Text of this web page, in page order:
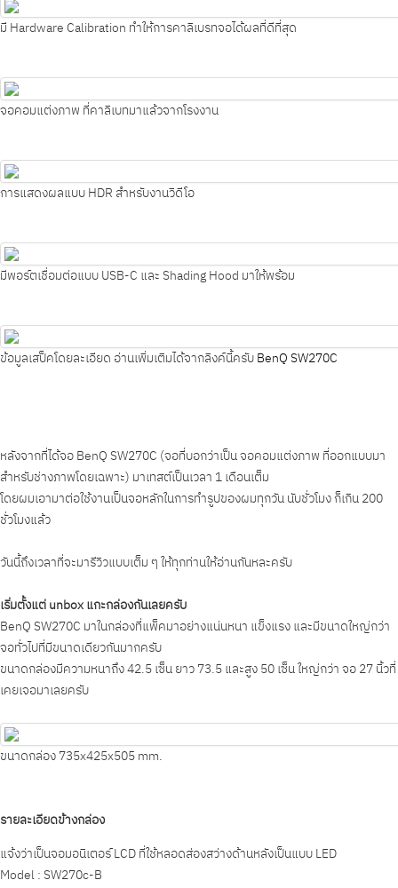
มี Hardware Calibration ทำให้การคาลิเบรทจอได้ผลที่ดีที่สุด
จอคอมแต่งภาพ ที่คาลิเบทมาแล้วจากโรงงาน
การแสดงผลแบบ HDR สำหรับงานวิดีโอ
มีพอร์ตเชื่อมต่อแบบ USB-C และ Shading Hood มาให้พร้อม
ข้อมูลเสป็คโดยละเอียด อ่านเพิ่มเติมได้จากลิงค์นี้ครับBenQ SW270C
หลังจากที่ได้จอ BenQ SW270C (จอที่บอกว่าเป็น จอคอมแต่งภาพ ที่ออกแบบมา
สำหรับช่างภาพโดยเฉพาะ) มาเทสต์เป็นเวลา 1 เดือนเต็ม
โดยผมเอามาต่อใช้งานเป็นจอหลักในการทำรูปของผมทุกวัน นับชั่วโมง ก็เกิน 200
ชั่วโมงแล้ว
วันนี้ถึงเวลาที่จะมารีวิวแบบเต็ม ๆ ให้ทุกท่านให้อ่านกันหละครับ
เริ่มตั้งแต่ unbox แกะกล่องกันเลยครับ
BenQ SW270C มาในกล่องที่แพ็คมาอย่างแน่นหนา แข็งแรง และมีขนาดใหญ่กว่า
จอทั่วไปที่มีขนาดเดียวกันมากครับ
ขนาดกล่องมีความหนาถึง 42.5 เซ็น ยาว 73.5 และสูง 50 เซ็น ใหญ่กว่า จอ 27 นิ้วที่
เคยเจอมาเลยครับ
ขนาดกล่อง 735x425x505 mm.
รายละเอียดข้างกล่อง
แจ้งว่าเป็นจอมอนิเตอร์ LCD ที่ใช้หลอดส่องสว่างด้านหลังเป็นแบบ LED
Model : SW270c-B